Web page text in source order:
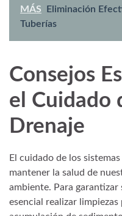
MÁS
Eliminación
Tuberías
Consejos
el Cuidado
Drenaje
El cuidado de los
mantener la salud de
ambiente. Para
esencial realizar